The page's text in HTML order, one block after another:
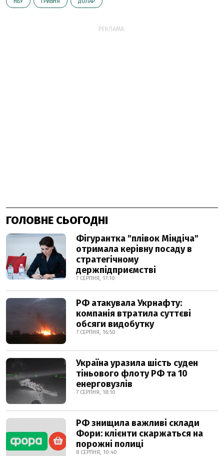
РЕКЛАМА:
ГОЛОВНЕ СЬОГОДНІ
Фігурантка "плівок Міндіча"
отримала керівну посаду в
стратегічному
держпідприємстві
7 СЕРПНЯ, 17:10
РФ атакувала Укрнафту:
компанія втратила суттєві
обсяги видобутку
7 СЕРПНЯ, 16:50
Україна уразила шість суден
тіньового флоту РФ та 10
енерговузлів
7 СЕРПНЯ, 18:10
РФ знищила важливі склади
Фори: клієнти скаржаться на
порожні полиці
8 СЕРПНЯ, 10:40